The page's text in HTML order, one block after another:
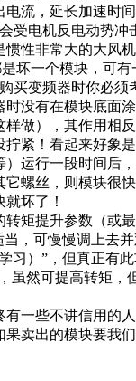
流，延长加速时
受电机反电动势
是惯性非常大
坏一个模块，可
所以购买变频器
没有在模块底面
样做），其作
紧！看起来好象
运行一段时间后
螺丝，则模块很
器可能很快
矩提升参数（或
，可慢慢调上去
习）”，但真正有
虽然可提高转矩
一些不讲信用的
卖出的模块要我